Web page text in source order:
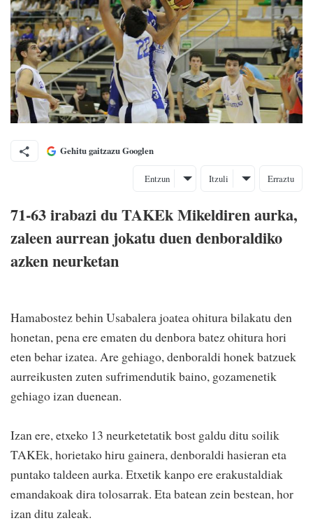
Gehitu gaitzazu Googlen
Entzun Itzuli Erraztu
71-63 irabazi du TAKEk Mikeldiren aurka,
zaleen aurrean jokatu duen denboraldiko
azken neurketan
Hamabostez behin Usabalera joatea ohitura bilakatu den
honetan, pena ere ematen du denbora batez ohitura hori
eten behar izatea. Are gehiago, denboraldi honek batzuek
aurreikusten zuten sufrimendutik baino, gozamenetik
gehiago izan duenean.
Izan ere, etxeko 13 neurketetatik bost galdu ditu soilik
TAKEk, horietako hiru gainera, denboraldi hasieran eta
puntako taldeen aurka. Etxetik kanpo ere erakustaldiak
emandakoak dira tolosarrak. Eta batean zein bestean, hor
izan ditu zaleak.